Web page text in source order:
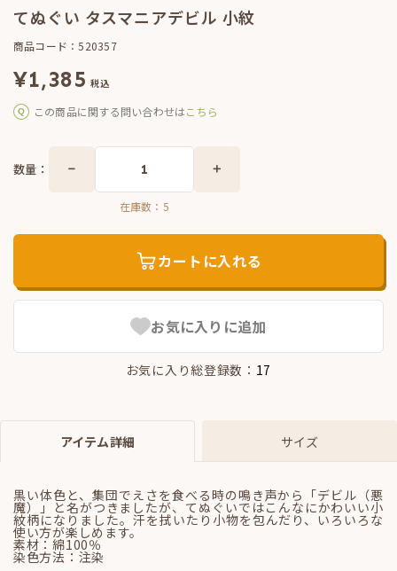
てぬぐい タスマニアデビル 小紋
商品コード：520357
¥1,385 税込
この商品に関する問い合わせはこちら
お気に入りに追加
お気に入り総登録数： 17
数量：
在庫数： 5
カートに入れる
アイテム詳細 サイズ
黒い体色と、集団でえさを食べる時の鳴き声から「デビル（悪
魔）」と名がつきましたが、てぬぐいではこんなにかわいい小
紋柄になりました。汗を拭いたり小物を包んだり、いろいろな
使い方が楽しめます。
素材：綿100％
染色方法：注染